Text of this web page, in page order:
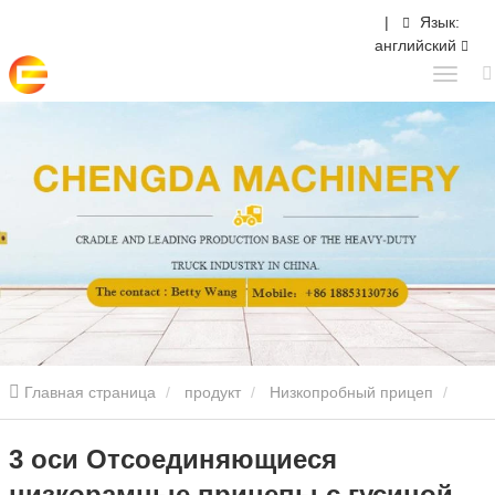
|
Язык:
английский
Главная страница продукт Низкопробный прицеп
3 оси Отсоединяющиеся